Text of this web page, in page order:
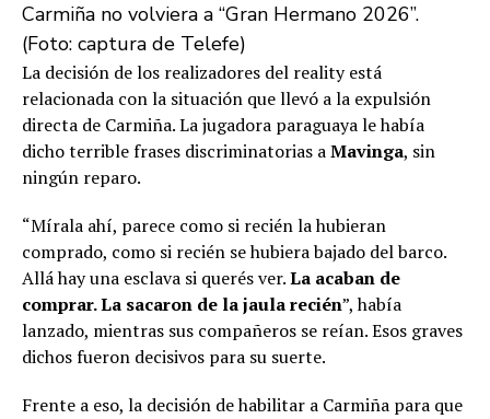
Carmiña no volviera a “Gran Hermano 2026”.
(Foto: captura de Telefe)
La decisión de los realizadores del reality está
relacionada con la situación que llevó a la expulsión
directa de Carmiña. La jugadora paraguaya le había
dicho terrible frases discriminatorias aMavinga, sin
ningún reparo.
“Mírala ahí, parece como si recién la hubieran
comprado, como si recién se hubiera bajado del barco.
Allá hay una esclava si querés ver.La acaban de
comprar. La sacaron de la jaula recién”, había
lanzado, mientras sus compañeros se reían. Esos graves
dichos fueron decisivos para su suerte.
Frente a eso, la decisión de habilitar a Carmiña para que